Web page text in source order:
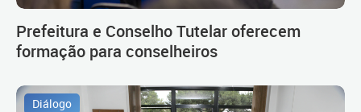
Prefeitura e Conselho Tutelar oferecem
formação para conselheiros
Diálogo